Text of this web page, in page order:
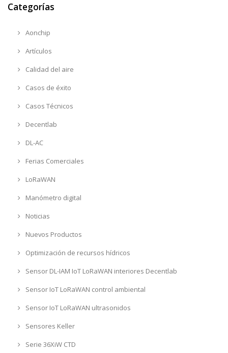
Categorías
Aonchip
Artículos
Calidad del aire
Casos de éxito
Casos Técnicos
Decentlab
DL-AC
Ferias Comerciales
LoRaWAN
Manómetro digital
Noticias
Nuevos Productos
Optimización de recursos hídricos
Sensor DL-IAM IoT LoRaWAN interiores Decentlab
Sensor IoT LoRaWAN control ambiental
Sensor IoT LoRaWAN ultrasonidos
Sensores Keller
Serie 36XiW CTD